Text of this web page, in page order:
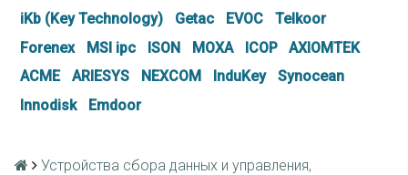
iKb (Key Technology)
Getac EVOC
Telkoor
Forenex
MSI ipc ISON MOXA ICOP
AXIOMTEK
ACME
ARIESYS NEXCOM InduKey
Synocean
Innodisk
Emdoor
Устройства сбора данных и управления,